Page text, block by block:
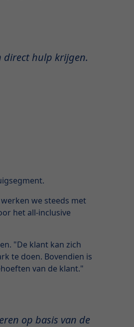
direct hulp krijgen.
we steeds met
het all-inclusive
"De klant kan zich
te doen. Bovendien is
van de klant."
op basis van de